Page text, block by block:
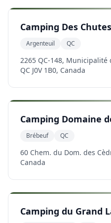
Camping Des
Argenteuil QC
2265 QC-148,
QC J0V 1B0, Canada
Camping Domaine
Brébeuf QC
60 Chem. du Dom. des
Canada
Camping du Grand